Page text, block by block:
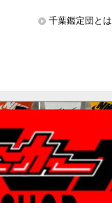
千葉鑑定団とは